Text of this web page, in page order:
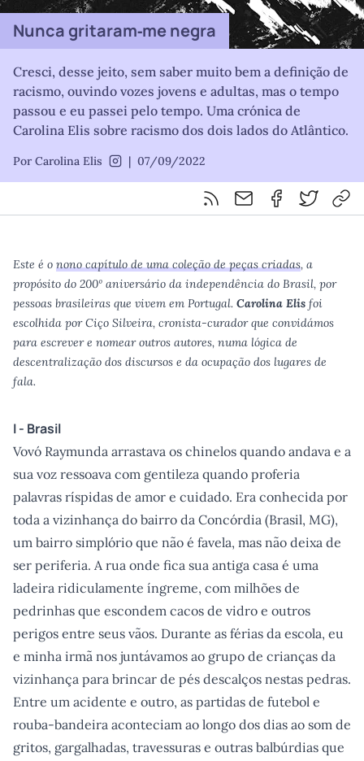
Nunca gritaram‑me negra
Cresci, desse jeito, sem saber muito bem a definição de
racismo, ouvindo vozes jovens e adultas, mas o tempo
passou e eu passei pelo tempo. Uma crónica de
Carolina Elis sobre racismo dos dois lados do Atlântico.
Por Carolina Elis
| 07/09/2022
Feed RSS
Partilhar por email
Partilhar por
Partilhar
Este é o nono capítulo de uma coleção de peças criadas, a
propósito do 200º aniversário da independência do Brasil, por
pessoas brasileiras que vivem em Portugal. Carolina Elis foi
escolhida por Ciço Silveira, cronista-curador que convidámos
para escrever e nomear outros autores, numa lógica de
descentralização dos discursos e da ocupação dos lugares de
fala.
I - Brasil
Vovó Raymunda arrastava os chinelos quando andava e a
sua voz ressoava com gentileza quando proferia
palavras ríspidas de amor e cuidado. Era conhecida por
toda a vizinhança do bairro da Concórdia (Brasil, MG),
um bairro simplório que não é favela, mas não deixa de
ser periferia. A rua onde fica sua antiga casa é uma
ladeira ridiculamente íngreme, com milhões de
pedrinhas que escondem cacos de vidro e outros
perigos entre seus vãos. Durante as férias da escola, eu
e minha irmã nos juntávamos ao grupo de crianças da
vizinhança para brincar de pés descalços nestas pedras.
Entre um acidente e outro, as partidas de futebol e
rouba-bandeira aconteciam ao longo dos dias ao som de
gritos, gargalhadas, travessuras e outras balbúrdias que